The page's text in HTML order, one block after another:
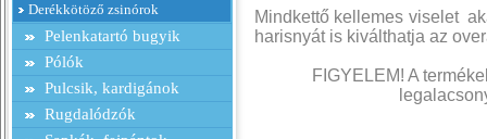
Derékkötöző zsinórok
Pelenkatartó bugyik
Pólók
Pulcsik, kardigánok
Rugdalódzók
Mindkettő kellemes viselet
harisnyát is kiválthatja az
FIGYELEM! A